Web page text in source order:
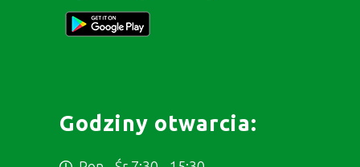
Godziny otwarcia: